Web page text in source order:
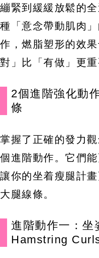
繃緊到緩緩放鬆的
種「意念帶動肌肉
作，燃脂塑形的效
對」比「有做」更重
2個進階強化動
條
掌握了正確的發力
個進階動作。它們
讓你的坐着瘦腿計
大腿線條。
進階動作一：坐
Hamstring